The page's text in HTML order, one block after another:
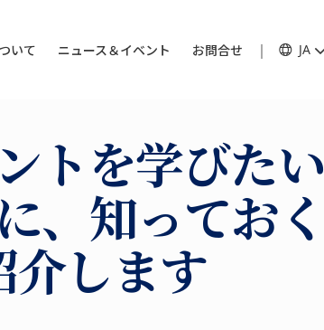
いて ニュース＆イベント お問合せ JA
トを学びたい
、知っておく
します